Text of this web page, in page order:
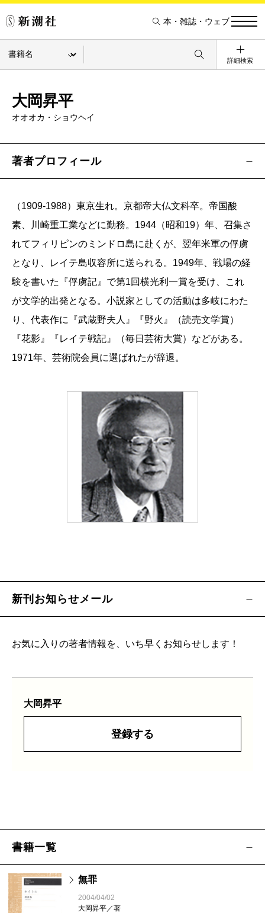
本・雑誌・ウェブ
詳細検索
大岡昇平
オオオカ・ショウヘイ
著者プロフィール
（1909-1988）東京生れ。京都帝大仏文科卒。帝国酸
素、川崎重工業などに勤務。1944（昭和19）年、召集さ
れてフィリピンのミンドロ島に赴くが、翌年米軍の俘虜
となり、レイテ島収容所に送られる。1949年、戦場の経
験を書いた『俘虜記』で第1回横光利一賞を受け、これ
が文学的出発となる。小説家としての活動は多岐にわた
り、代表作に『武蔵野夫人』『野火』（読売文学賞）
『花影』『レイテ戦記』（毎日芸術大賞）などがある。
1971年、芸術院会員に選ばれたが辞退。
新刊お知らせメール
お気に入りの著者情報を、いち早くお知らせします！
大岡昇平
登録する
書籍一覧
無罪
2004/04/02
大岡昇平／著